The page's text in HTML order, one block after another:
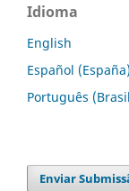
Idioma
English
Español (España)
Português
Enviar